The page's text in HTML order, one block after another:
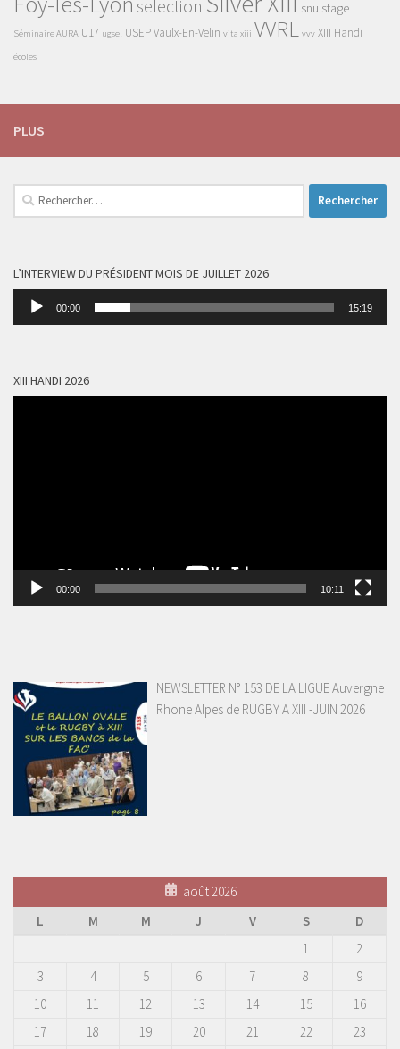
selection snu stage
Séminaire AURA U17 ugsel USEPVaulx-En-Velin vita xiii VVRL vvv XIII Handi
écoles
PLUS
Rechercher :
L’INTERVIEW DU PRÉSIDENT MOIS DE JUILLET 2026
Lecteur
00:00 15:19
XIII HANDI 2026
00:00 10:11
NEWSLETTER N° 153 DE LA LIGUE Auvergne
Rhone Alpes de RUGBY A XIII -JUIN 2026
août 2026
L
M M J V S
D
1
2
3
4 5 6 7 8
9
10
11 12 13 14 15
16
17
18 19 20 21 22
23